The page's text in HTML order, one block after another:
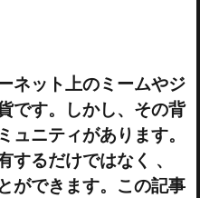
ネット上のミームやジ
です。しかし、その背
ニティがあります。
するだけではなく 、
ができます。この記事